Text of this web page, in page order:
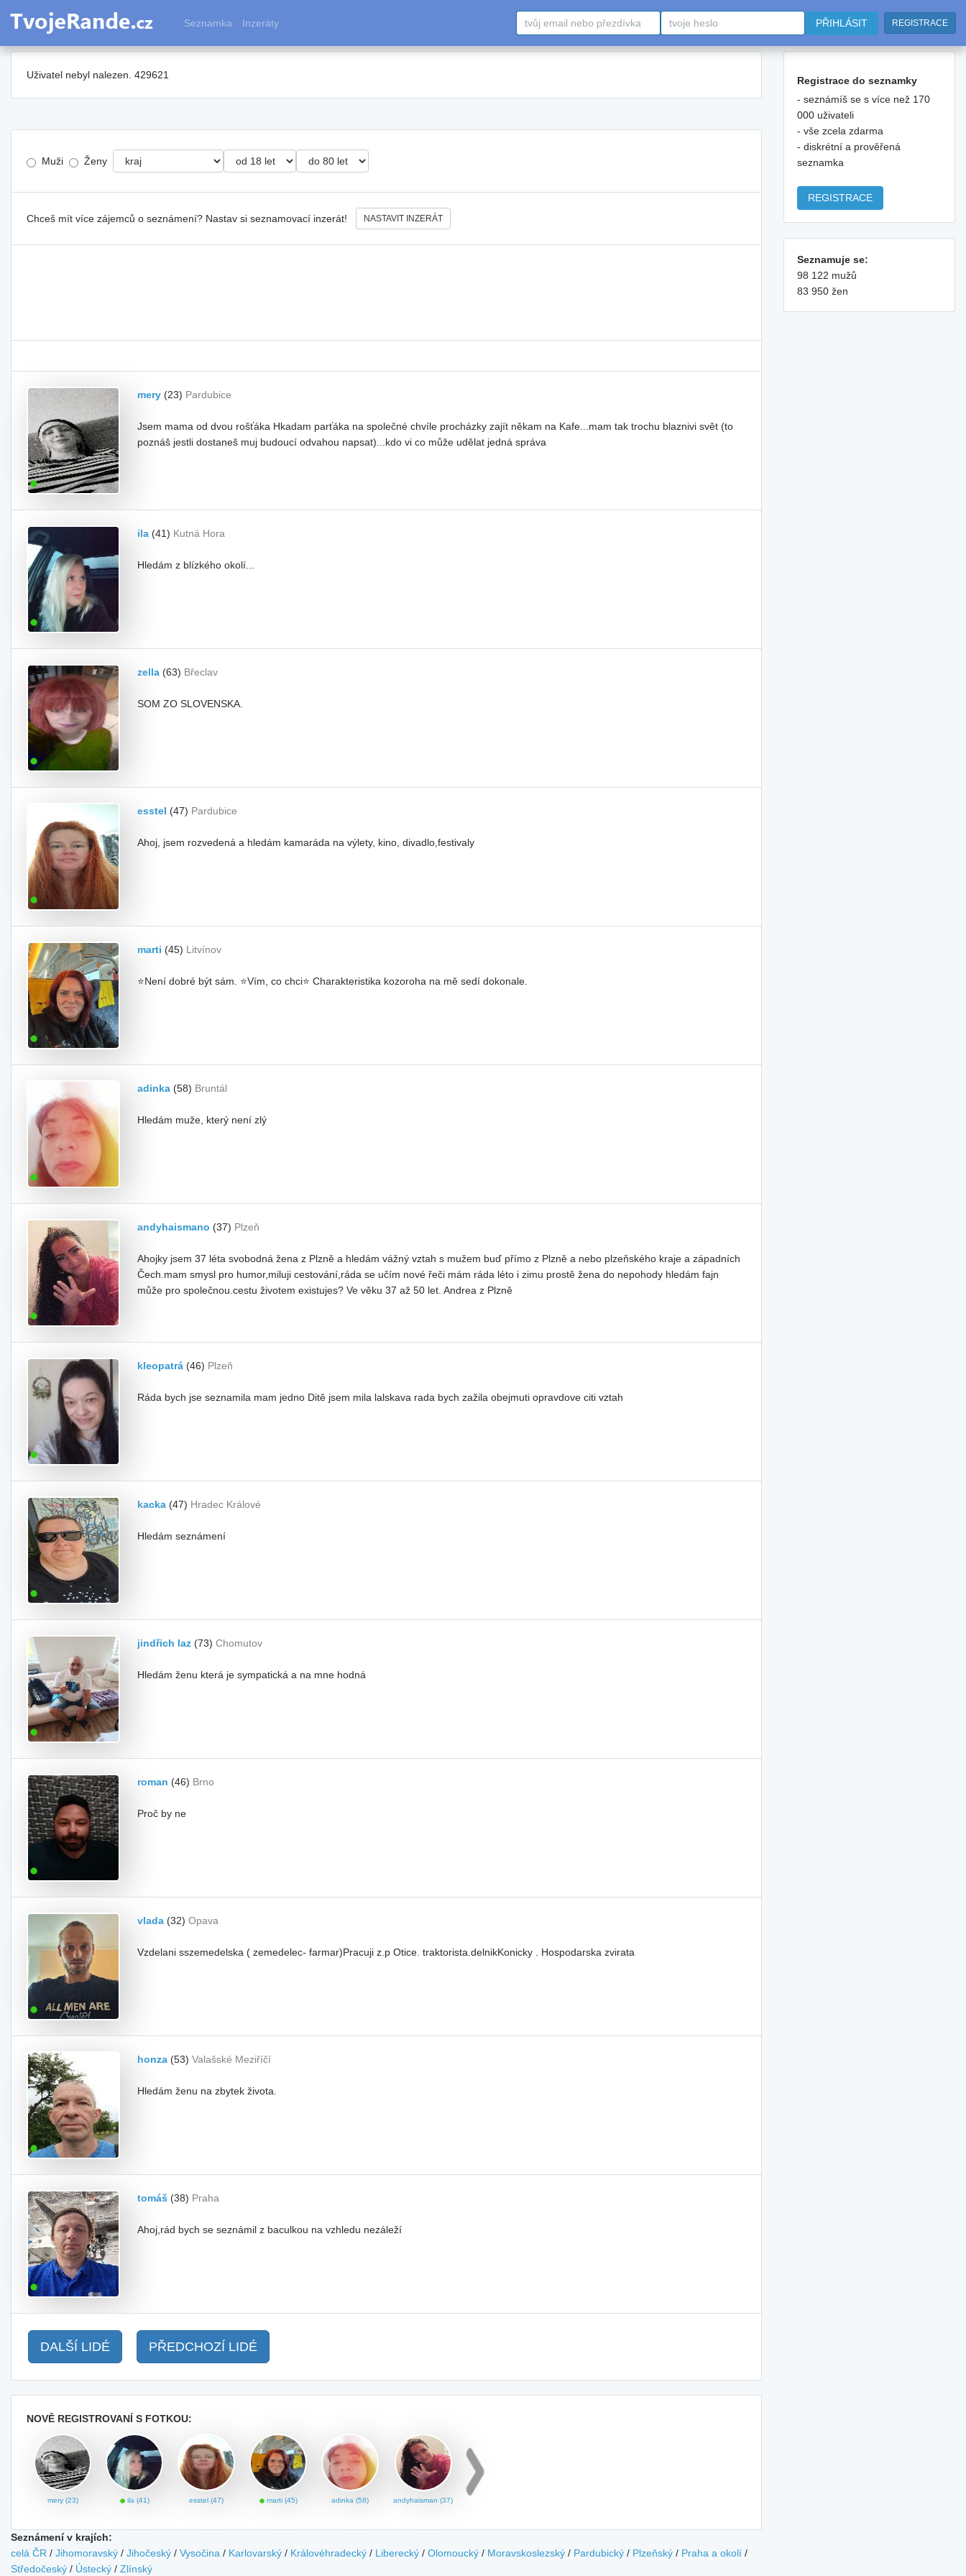
Seznamka Inzeráty PŘIHLÁSIT REGISTRACE
Uživatel nebyl nalezen. 429621
Muži Ženy
Chceš mít více zájemců o seznámení? Nastav si seznamovací inzerát! NASTAVIT INZERÁT
mery (23) Pardubice
Jsem mama od dvou rošťáka Hkadam parťáka na společné chvíle procházky zajít někam na Kafe...mam tak trochu blaznivi svět (to
poznáš jestli dostaneš muj budoucí odvahou napsat)...kdo vi co může udělat jedná správa
ila (41) Kutná Hora
Hledám z blízkého okolí...
zella (63) Břeclav
SOM ZO SLOVENSKA.
esstel (47) Pardubice
Ahoj, jsem rozvedená a hledám kamaráda na výlety, kino, divadlo,festivaly
marti (45) Litvínov
⭐Není dobré být sám. ⭐Vím, co chci⭐ Charakteristika kozoroha na mě sedí dokonale.
adinka (58) Bruntál
Hledám muže, který není zlý
andyhaismano (37) Plzeň
Ahojky jsem 37 léta svobodná žena z Plzně a hledám vážný vztah s mužem buď přímo z Plzně a nebo plzeňského kraje a západních
Čech.mam smysl pro humor,miluji cestování,ráda se učím nové řeči mám ráda léto i zimu prostě žena do nepohody hledám fajn
může pro společnou.cestu životem existujes? Ve věku 37 až 50 let. Andrea z Plzně
kleopatrá (46) Plzeň
Ráda bych jse seznamila mam jedno Ditě jsem mila lalskava rada bych zažila obejmuti opravdove citi vztah
kacka (47) Hradec Králové
Hledám seznámení
jindřich laz (73) Chomutov
Hledám ženu která je sympatická a na mne hodná
roman (46) Brno
Proč by ne
vlada (32) Opava
Vzdelani sszemedelska ( zemedelec- farmar)Pracuji z.p Otice. traktorista.delnikKonicky . Hospodarska zvirata
honza (53) Valašské Meziříčí
Hledám ženu na zbytek života.
tomáš (38) Praha
Ahoj,rád bych se seznámil z baculkou na vzhledu nezáleží
DALŠÍ LIDÉ PŘEDCHOZÍ LIDÉ
NOVĚ REGISTROVANÍ S FOTKOU:
mery (23) ila (41) esstel (47) marti (45) adinka (58) andyhaisman (37)
Seznámení v krajích:
celá ČR / Jihomoravský / Jihočeský / Vysočina / Karlovarský / Královéhradecký / Liberecký / Olomoucký / Moravskoslezský / Pardubický / Plzeňský / Praha a okolí /
Středočeský / Ústecký / Zlínský
Registrace do seznamky
- seznámíš se s více než 170
000 uživateli
- vše zcela zdarma
- diskrétní a prověřená
seznamka
REGISTRACE
Seznamuje se:
98 122 mužů
83 950 žen